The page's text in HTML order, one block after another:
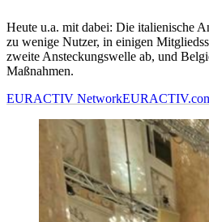
Heute u.a. mit dabei: Die italienische
zu wenige Nutzer, in einigen
zweite Ansteckungswelle ab, und
Maßnahmen.
EURACTIV Network